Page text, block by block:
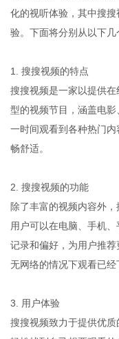
化的视听体验，其中搜
验。下面将分别从以下几
1. 搜搜视频的特点
搜搜视频是一家以提供
型的视频节目，涵盖电
一时间观看到各种热门
畅舒适。
2. 搜搜视频的功能
除了丰富的视频内容外
用户可以在电脑、手机
记录和偏好，为用户推
无网络的情况下观看已经
3. 用户体验
搜搜视频致力于提供优